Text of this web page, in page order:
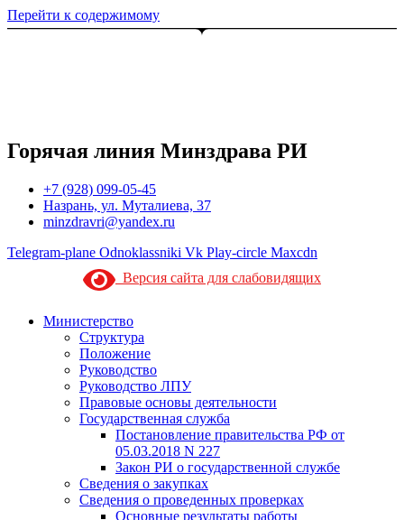
Перейти к содержимому
Горячая линия Минздрава РИ
+7 (928) 099-05-45
Назрань, ул. Муталиева, 37
minzdravri@yandex.ru
Telegram-plane Odnoklassniki Vk Play-circle Maxcdn
Версия сайта для слабовидящих
Министерство
Структура
Положение
Руководство
Руководство ЛПУ
Правовые основы деятельности
Государственная служба
Постановление правительства РФ от
05.03.2018 N 227
Закон РИ о государственной службе
Сведения о закупках
Сведения о проведенных проверках
Основные результаты работы